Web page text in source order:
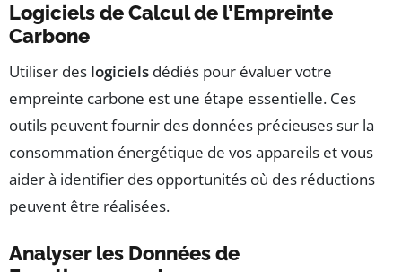
Logiciels de Calcul de l’Empreinte
Carbone
Utiliser des logiciels dédiés pour évaluer votre
empreinte carbone est une étape essentielle. Ces
outils peuvent fournir des données précieuses sur la
consommation énergétique de vos appareils et vous
aider à identifier des opportunités où des réductions
peuvent être réalisées.
Analyser les Données de